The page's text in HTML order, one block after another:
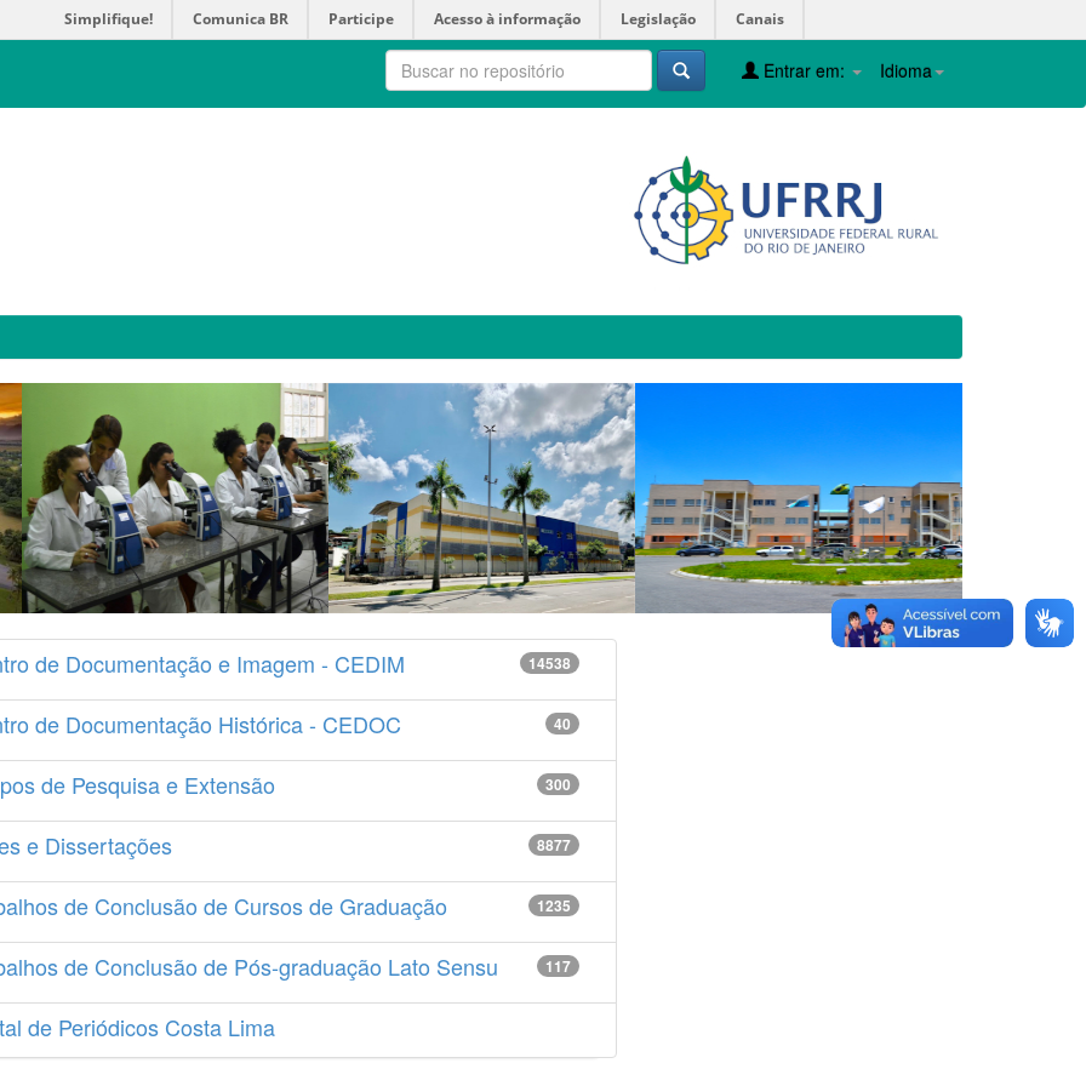
Simplifique! Comunica BR Participe Acesso à informação Legislação Canais
Idioma
Entrar em:
de Documentação e Imagem - CEDIM 14538
de Documentação Histórica - CEDOC 40
de Pesquisa e Extensão 300
e Dissertações 8877
de Conclusão de Cursos de Graduação 1235
de Conclusão de Pós-graduação Lato Sensu 117
de Periódicos Costa Lima